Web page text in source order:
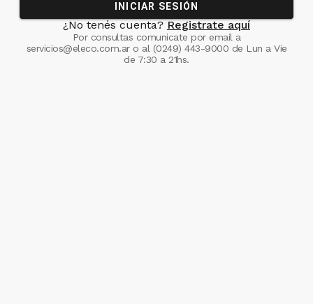
INICIAR SESIÓN
¿No tenés cuenta? Registrate aquí
Por consultas comunicate por email a
servicios@eleco.com.aro al (0249) 443-9000 de Lun a Vie
de 7:30 a 21hs.